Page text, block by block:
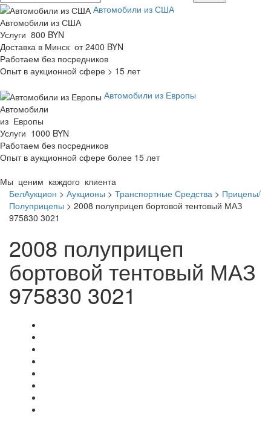
Автомобили из США
Автомобили из США
Услуги 800 BYN
Доставка в Минск от 2400 BYN
Работаем без посредников
Опыт в аукционной сфере > 15 лет
Автомобили из Европы
Автомобили
из Европы
Услуги 1000 BYN
Работаем без посредников
Опыт в аукционной сфере более 15 лет
Мы ценим каждого клиента
БелАукцион > Аукционы > Транспортные Средства > Прицепы/
Полуприцепы > 2008 полуприцеп бортовой тентовый МАЗ
975830 3021
2008 полуприцеп
бортовой тентовый МАЗ
975830 3021